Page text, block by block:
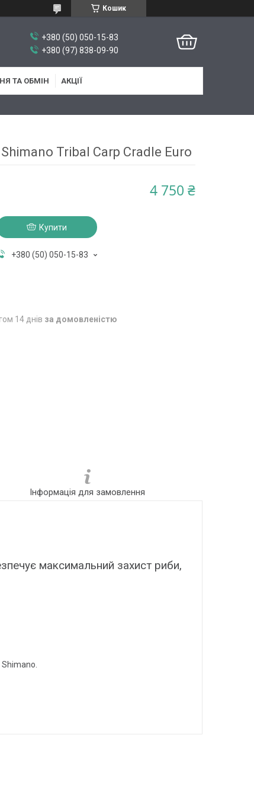
Кошик
+380 (50) 050-15-83
+380 (97) 838-09-90
ТА ОБМІН АКЦІЇ
Tribal Carp Cradle Euro
4 750 ₴
Купити
+380 (50) 050-15-83
14 днів за домовленістю
Інформація для замовлення
максимальний захист риби,